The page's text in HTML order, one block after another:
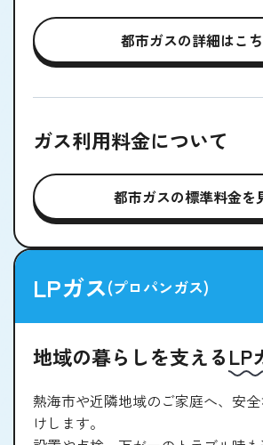
都市ガスの詳細はこ
ガス利用料金について
都市ガスの標準料金を
LPガス(プロパンガス)
地域の暮らしを支えるLP
熱海市や近隣地域のご家庭へ、安
けします。